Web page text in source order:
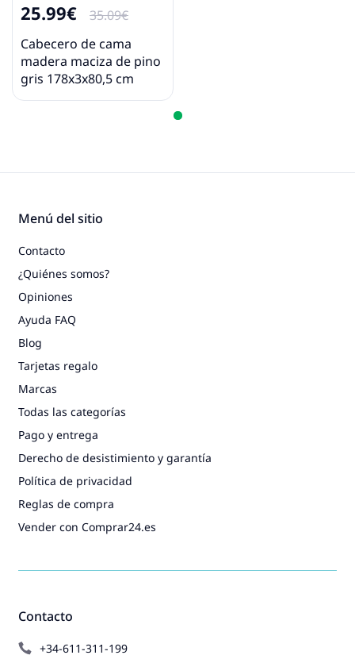
25.99€
35.09€
Cabecero de cama
madera maciza de pino
gris 178x3x80,5 cm
Contacto
+34-611-311-199
Menú del sitio
Contacto
¿Quiénes somos?
Opiniones
Ayuda FAQ
Blog
Tarjetas regalo
Marcas
Todas las categorías
Pago y entrega
Derecho de desistimiento y garantía
Política de privacidad
Reglas de compra
Vender con Comprar24.es